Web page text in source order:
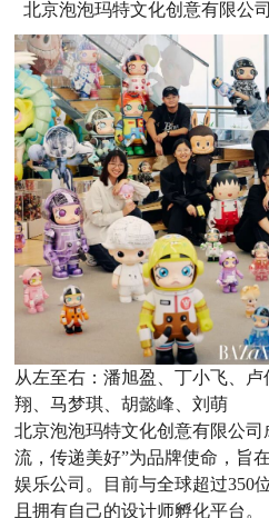
北京泡泡玛特文化创意有限公司
从左至右：潘旭盈、丁小飞、
翔、马梦琪、胡懿峰、刘萌
北京泡泡玛特文化创意有限公司
流，传递美好”为品牌使命，旨
娱乐公司。目前与全球超过350
且拥有自己的设计师孵化平台。